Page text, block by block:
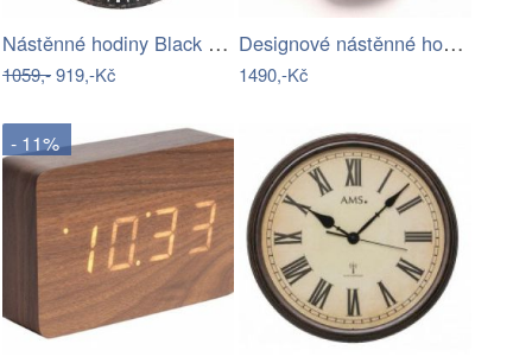
Nástěnné hodiny Black Numbers
1059,-919,-Kč
Designové nástěnné hodiny Discoclock…
1490,-Kč
- 11%